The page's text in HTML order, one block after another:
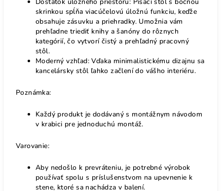
skrinkou spĺňa viacúčelovú úložnú funkciu, keďže
obsahuje zásuvku a priehradky. Umožnia vám
prehľadne triediť knihy a šanóny do rôznych
kategórií, čo vytvorí čistý a prehľadný pracovný
stôl.
Moderný vzhľad: Vďaka minimalistickému dizajnu sa
kancelársky stôl ľahko začlení do vášho interiéru.
Poznámka:
Každý produkt je dodávaný s montážnym návodom
v krabici pre jednoduchú montáž.
Varovanie:
Aby nedošlo k prevráteniu, je potrebné výrobok
používať spolu s príslušenstvom na upevnenie k
stene, ktoré sa nachádza v balení.